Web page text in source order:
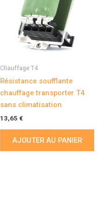
Chauffage T4
Résistance soufflante
chauffage transporter T4
sans climatisation
13,65 €
AJOUTER AU PANIER